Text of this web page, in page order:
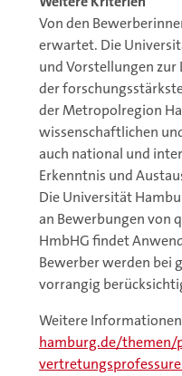
Von den
erwartet. Die
und Vorstellungen zur
der
der Metropolregion
wissenschaftlichen
auch national und
Erkenntnis und
Die Universität
an Bewerbungen von
HmbHG findet
Bewerber werden bei
vorrangig
Weitere
hamburg.de/themen/